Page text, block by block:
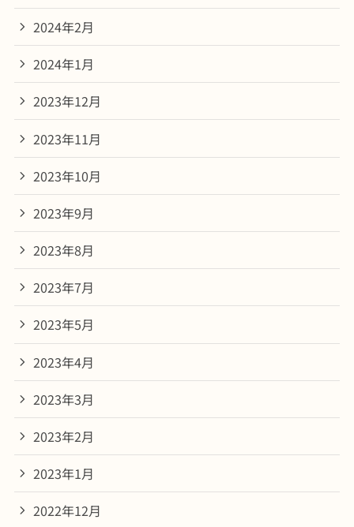
2024年2月
2024年1月
2023年12月
2023年11月
2023年10月
2023年9月
2023年8月
2023年7月
2023年5月
2023年4月
2023年3月
2023年2月
2023年1月
2022年12月